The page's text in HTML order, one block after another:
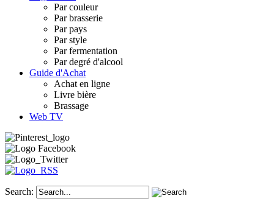
Par couleur
Par brasserie
Par pays
Par style
Par fermentation
Par degré d'alcool
Guide d'Achat
Achat en ligne
Livre bière
Brassage
Web TV
Search: